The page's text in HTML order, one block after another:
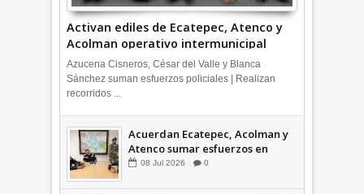
Activan ediles de Ecatepec, Atenco y
Acolman operativo intermunicipal
Azucena Cisneros, César del Valle y Blanca
Sánchez suman esfuerzos policiales | Realizan
recorridos ...
Acuerdan Ecatepec, Acolman y
Atenco sumar esfuerzos en
seguridad
08 Jul 2026 0